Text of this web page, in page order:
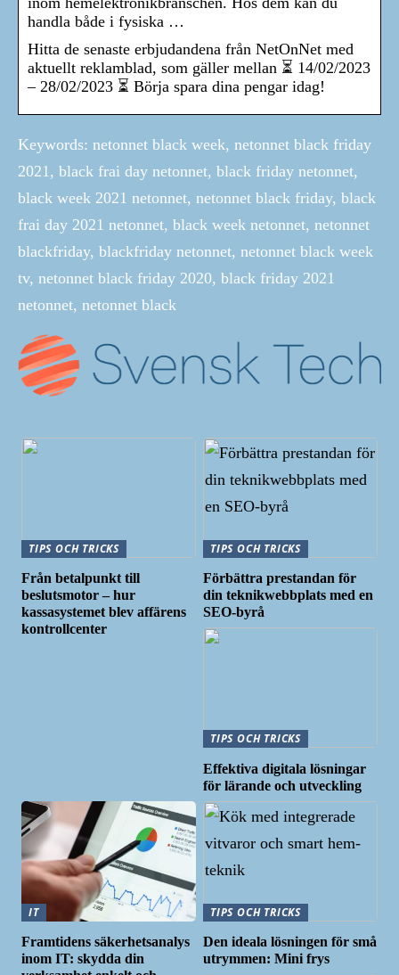
handla både i fysiska …
Hitta de senaste erbjudandena från NetOnNet med
aktuellt reklamblad, som gäller mellan ⏳ 14/02/2023
– 28/02/2023 ⏳ Börja spara dina pengar idag!
Keywords: netonnet black week, netonnet black friday
2021, black frai day netonnet, black friday netonnet,
black week 2021 netonnet, netonnet black friday, black
frai day 2021 netonnet, black week netonnet, netonnet
blackfriday, blackfriday netonnet, netonnet black week
tv, netonnet black friday 2020, black friday 2021
netonnet, netonnet black
TIPS OCH TRICKS
Från betalpunkt till
beslutsmotor – hur
kassasystemet blev affärens
kontrollcenter
TIPS OCH TRICKS
Förbättra prestandan för
din teknikwebbplats med en
SEO-byrå
TIPS OCH TRICKS
Effektiva digitala lösningar
för lärande och utveckling
IT
Framtidens säkerhetsanalys
inom IT: skydda din
TIPS OCH TRICKS
Den ideala lösningen för små
utrymmen: Mini frys